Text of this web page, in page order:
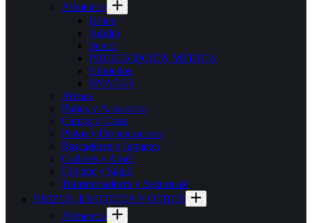
Alimentos
Kitten
Adulto
Senior
PRESCRIPCIÓN MÉDICA
Húmedos
SNACKS
Arenas
Baños y Accesorios
Camas y Casas
Platos y Dispensadores
Rascadores y Juguetes
Collares y Arnés
Higiene y Salud
Transportadores y Seguridad
ERIZOS, EXOTICOS Y OTROS
Alimentos